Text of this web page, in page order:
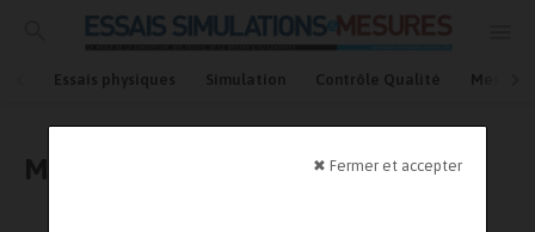
✖ Fermer et accepter
Essais physiques Simulation Contrôle Qualité Mesures
Mesures et essais